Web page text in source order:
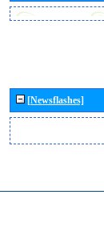
[Newsflashes]